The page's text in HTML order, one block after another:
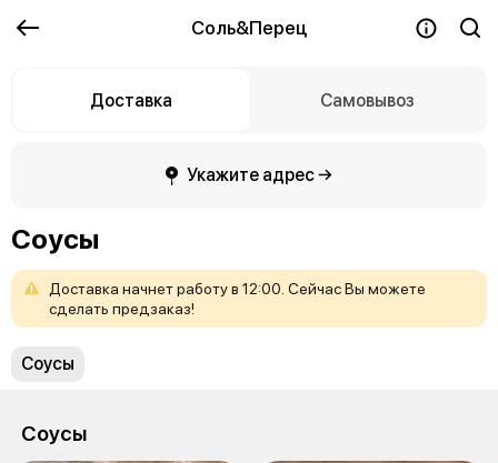
Соль&Перец
Доставка Самовывоз
Укажите адрес →
Соусы
Доставка начнетработув 12:00. СейчасВы можете
сделать предзаказ!
Соусы
Соусы